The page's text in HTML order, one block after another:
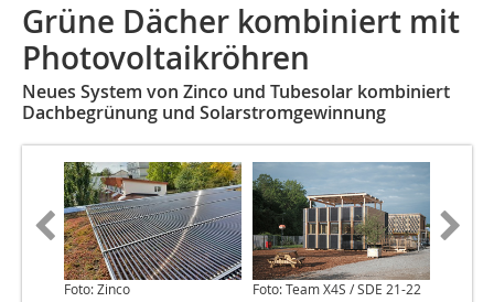
Grüne Dächer kombiniert mit
Photovoltaikröhren
Neues System von Zinco und Tubesolar kombiniert
Dachbegrünung und Solarstromgewinnung
Foto: Zinco Foto: Team X4S / SDE 21-22